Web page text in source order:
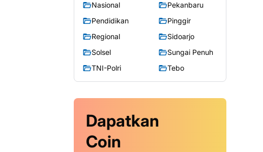
Nasional
Pekanbaru
Pendidikan
Pinggir
Regional
Sidoarjo
Solsel
Sungai Penuh
TNI-Polri
Tebo
Dapatkan
Coin